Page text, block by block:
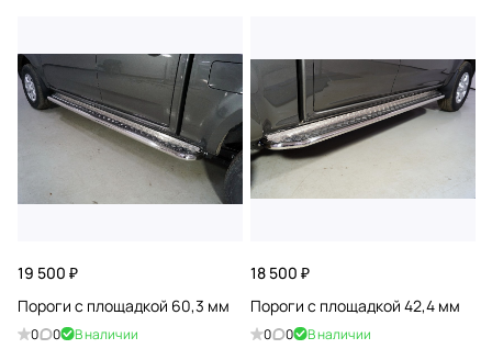
19 500 ₽
Пороги с площадкой 60,3 мм
0 0 В наличии
18 500 ₽
Пороги с площадкой 42,4 мм
0 0 В наличии